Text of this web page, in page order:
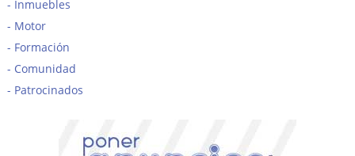
Inmuebles
Motor
Formación
Comunidad
Patrocinados